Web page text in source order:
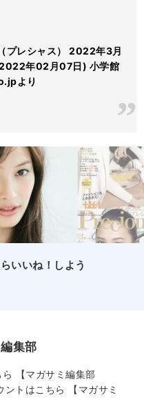
プレシャス） 2022年3月
年02月07日) 小学館
より
いいね！しよう
集部
【マガサミ編集部
ントはこちら
【マガサミ